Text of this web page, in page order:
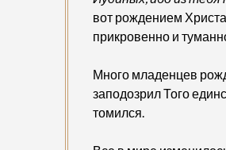
вот рождением
прикровенно и
Много младенцев
заподозрил Того
томился.